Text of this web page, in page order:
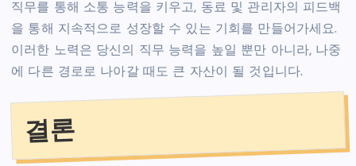
직무를 통해 소통 능력을 키우고, 동료 및 관리자의 피드백
을 통해 지속적으로 성장할 수 있는 기회를 만들어가세요.
이러한 노력은 당신의 직무 능력을 높일 뿐만 아니라, 나중
에 다른 경로로 나아갈 때도 큰 자산이 될 것입니다.
결론